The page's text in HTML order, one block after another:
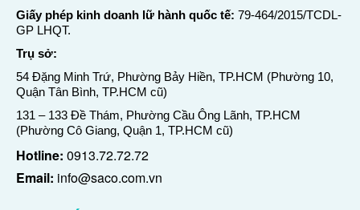
Giấy phép kinh doanh lữ hành quốc tế: 79-464/2015/TCDL-
GP LHQT.
Trụ sở:
54 Đặng Minh Trứ, Phường Bảy Hiền, TP.HCM (Phường 10,
Quận Tân Bình, TP.HCM cũ)
131 – 133 Đề Thám, Phường Cầu Ông Lãnh, TP.HCM
(Phường Cô Giang, Quận 1, TP.HCM cũ)
Hotline: 0913.72.72.72
Email: info@saco.com.vn